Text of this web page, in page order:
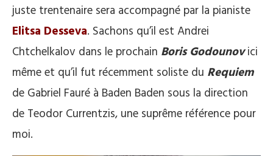
juste trentenaire sera accompagné par la pianiste
Elitsa Desseva. Sachons qu’il est Andrei
Chtchelkalov dans le prochain Boris Godounovici
même et qu’il fut récemment soliste du Requiem
de Gabriel Fauré à Baden Baden sous la direction
de Teodor Currentzis, une suprême référence pour
moi.